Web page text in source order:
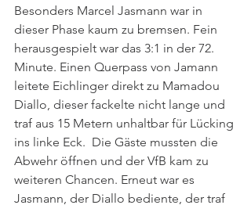
Besonders Marcel Jasmann war in
dieser Phase kaum zu bremsen. Fein
herausgespielt war das 3:1 in der 72.
Minute. Einen Querpass von Jamann
leitete Eichlinger direkt zu Mamadou
Diallo, dieser fackelte nicht lange und
traf aus 15 Metern unhaltbar für Lücking
ins linke Eck.  Die Gäste mussten die
Abwehr öffnen und der VfB kam zu
weiteren Chancen. Erneut war es
Jasmann, der Diallo bediente, der traf